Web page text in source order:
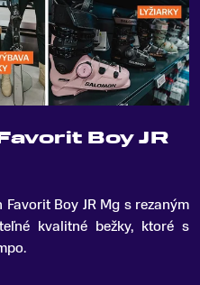
Boy JR
Boy JR Mg s rezaným
kvalitné bežky, ktoré s